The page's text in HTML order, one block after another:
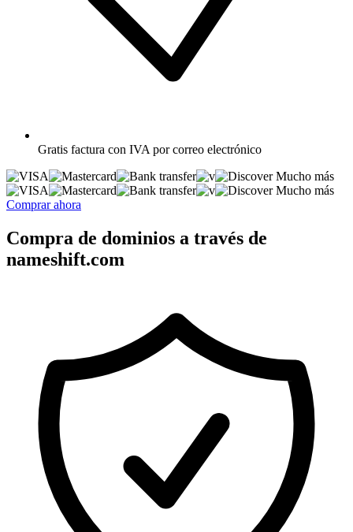
Gratis factura con IVA por correo electrónico
Mucho más
Mucho más
Comprar ahora
Compra de dominios a través de
nameshift.com